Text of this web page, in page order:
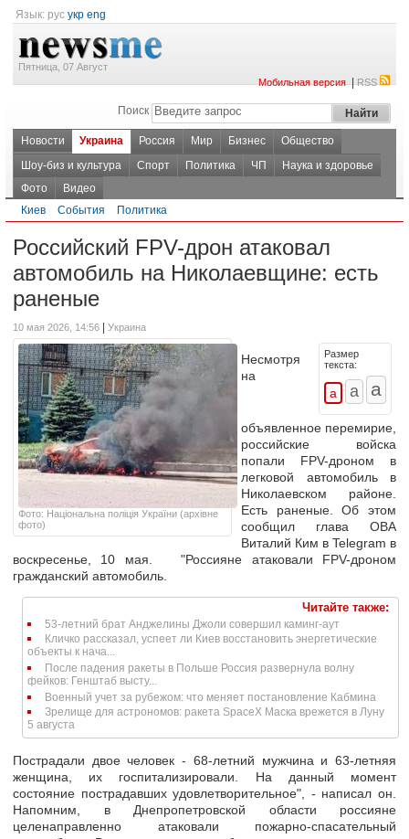
Язык: рус укр eng
Пятница, 07 Август
Мобильная версия|RSS
Поиск
Новости Украина Россия Мир Бизнес
Общество
Шоу-биз и культура
Спорт Политика ЧП
Наука и здоровье
Фото
Видео
Киев
События Политика
Российский FPV-дрон атаковал
автомобиль на Николаевщине: есть
раненые
10 мая 2026, 14:56 Украина
Фото: Національна поліція України (архівне
фото)
Размер
текста:
Несмотря
на
объявленное перемирие,
российские войска
попали FPV-дроном в
легковой автомобиль в
Николаевском районе.
Есть раненые. Об этом
сообщил глава ОВА
Виталий Ким в Telegram в
воскресенье, 10 мая. "Россияне атаковали FPV-дроном
гражданский автомобиль.
Читайте также:
53-летний брат Анджелины Джоли совершил каминг-аут
Кличко рассказал, успеет ли Киев восстановить энергетические
объекты к нача...
После падения ракеты в Польше Россия развернула волну
фейков: Генштаб высту...
Военный учет за рубежом: что меняет постановление Кабмина
Зрелище для астрономов: ракета SpaceX Маска врежется в Луну
5 августа
Пострадали двое человек - 68-летний мужчина и 63-летняя
женщина, их госпитализировали. На данный момент
состояние пострадавших удовлетворительное", - написал он.
Напомним, в Днепропетровской области россияне
целенаправленно атаковали пожарно-спасательный